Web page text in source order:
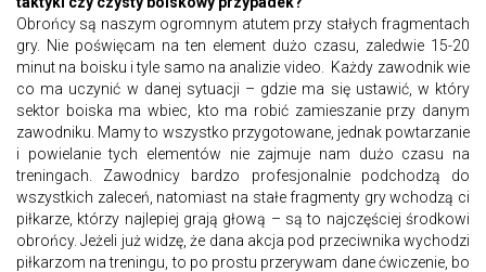
Obrońcy są naszym ogromnym atutem przy stałych fragmentach
gry. Nie poświęcam na ten element dużo czasu, zaledwie 15-20
minut na boisku i tyle samo na analizie video. Każdy zawodnik wie
co ma uczynić w danej sytuacji – gdzie ma się ustawić, w który
sektor boiska ma wbiec, kto ma robić zamieszanie przy danym
zawodniku. Mamy to wszystko przygotowane, jednak powtarzanie
i powielanie tych elementów nie zajmuje nam dużo czasu na
treningach. Zawodnicy bardzo profesjonalnie podchodzą do
wszystkich zaleceń, natomiast na stałe fragmenty gry wchodzą ci
piłkarze, którzy najlepiej grają głową – są to najczęściej środkowi
obrońcy. Jeżeli już widzę, że dana akcja pod przeciwnika wychodzi
piłkarzom na treningu, to po prostu przerywam dane ćwiczenie, bo